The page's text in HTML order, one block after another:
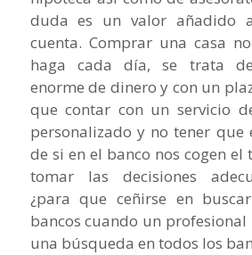
duda es un valor añadido
cuenta. Comprar una casa
haga cada día, se trata
enorme de dinero y con un
que contar con un servicio
personalizado y no tener que
de si en el banco nos cogen el
tomar las decisiones
¿para que ceñirse en
bancos cuando un profesional
una búsqueda en todos los